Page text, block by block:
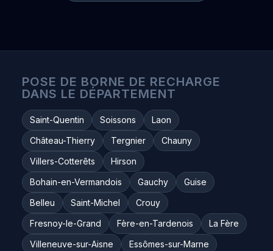
POSE DE BORNE DE RECHARGE
DANS LE DÉPARTEMENT
Saint-Quentin Soissons
Laon
Château-Thierry
Tergnier
Chauny
Villers-Cotterêts
Hirson
Bohain-en-Vermandois
Gauchy
Guise
Belleu
Saint-Michel
Crouy
Fresnoy-le-Grand
Fère-en-Tardenois
La Fère
Villeneuve-sur-Aisne
Essômes-sur-Marne